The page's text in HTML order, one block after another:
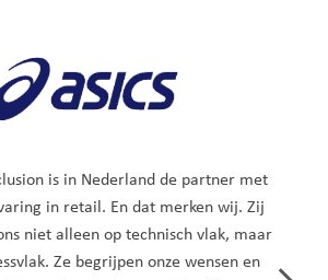
is in Nederland de partner met
in retail. En dat merken wij. Zij
niet alleen op technisch vlak, maar
Ze begrijpen onze wensen en